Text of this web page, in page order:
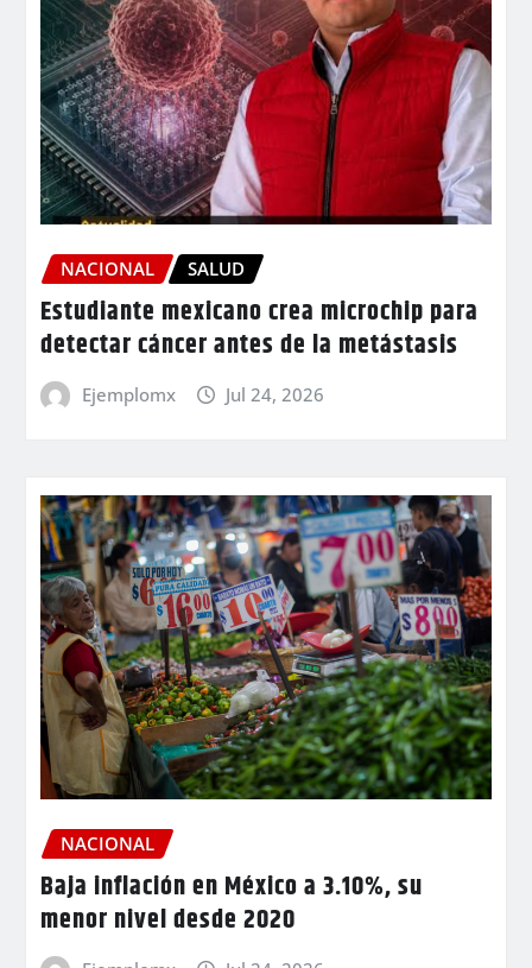
NACIONAL SALUD
Estudiante mexicano crea microchip para
detectar cáncer antes de la metástasis
Ejemplomx Jul 24, 2026
NACIONAL
Baja inflación en México a 3.10%, su
menor nivel desde 2020